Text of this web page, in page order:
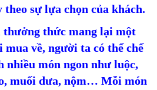
sự lựa chọn của khách.
thưởng thức mang lại một
về, người ta có thể chế
nhiều món ngon như luộc,
muối dưa, nộm… Mỗi món